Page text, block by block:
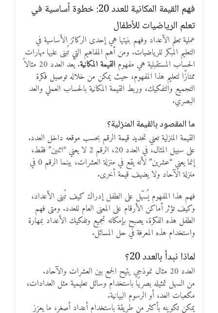
فهم القيمة المكانية للعدد 20: خطوة أساسية في
تعلم الرياضيات للأطفال
عملية تعلم الأعداد وفهم بنيتها هي إحدى الركائز الأساسية في
التعليم المبكر للرياضيات. ومن أهم المفاهيم التي تُبنى عليها مهارات
الحساب المستقبلية هي مفهوم القيمة المكانية
. يُعد العدد 20 مثالاً
ممتازًا لتعليم هذا المفهوم، حيث يمكن من خلاله توصيل فكرة
التجميع والتفكيك، وربط القيمة المكانية بالحساب العملي والعد
البصري.
ما المقصود بالقيمة المنزلية؟
القيمة المنزلية تعني تحديد قيمة الرقم بحسب موقعه داخل العدد.
على سبيل المثال، في العدد 20، الرقم 2 لا يعني “اثنين” فقط،
إنما يعني “عشرين” لأنه يقع في منزلة العشرات، بينما الرقم 0 في
منزلة الآحاد ولا يضيف قيمة أخرى.
فهم هذا المفهوم يُسهّل على الطفل إدراك كيف تُبنى الأعداد،
وكيف تؤثر أماكن الأرقام على المعنى العام للعدد. ومتى فهم
الطفل هذه الفكرة، يصبح بإمكانه تجميع وتفكيك الأعداد بمهارة
واستخدام هذه المعرفة في حل المسائل.
لماذا نبدأ بالعدد 20؟
العدد 20 مثال نموذجي يتيح الجمع بين العشرات والآحاد.
من السهل تمثيله بصريًا باستخدام وسائل تعليمية مثل العدادات،
مكعبات العد، أو الرسوم البيانية.
يمكن تكوينه بأكثر من طريقة باستخدام أعداد أصغر، ما يعزز